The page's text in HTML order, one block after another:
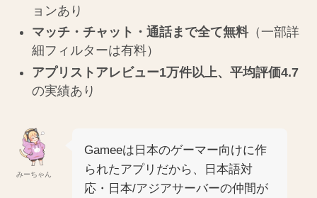
ョンあり
マッチ・チャット・通話まで全て無料（一部詳
細フィルターは有料）
アプリストアレビュー1万件以上、平均評価4.7
の実績あり
みーちゃん
Gameeは日本のゲーマー向けに作
られたアプリだから、日本語対
応・日本/アジアサーバーの仲間が